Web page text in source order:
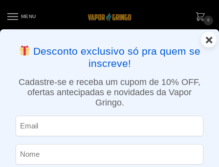
MENU
0
ENTREGA NO MESMO DIA EM SÃO PAULO (SEG A SEX): PEDIDOS
APROVADOS ATÉ 15:30 VIA MOTOBOY
×
Desconto exclusivo só pra quem se
inscreve!
Cadastre-se e receba um cupom de 10% OFF,
ofertas antecipadas e novidades da Vapor
Gringo.